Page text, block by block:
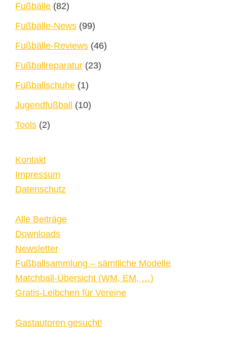
Fußbälle (82)
Fußbälle-News (99)
Fußbälle-Reviews (46)
Fußballreparatur (23)
Fußballschuhe (1)
Jugendfußball (10)
Tools (2)
Kontakt
Impressum
Datenschutz
Alle Beiträge
Downloads
Newsletter
Fußballsammlung – sämtliche Modelle
Matchball-Übersicht (WM, EM, …)
Gratis-Leibchen für Vereine
Gastautoren gesucht!